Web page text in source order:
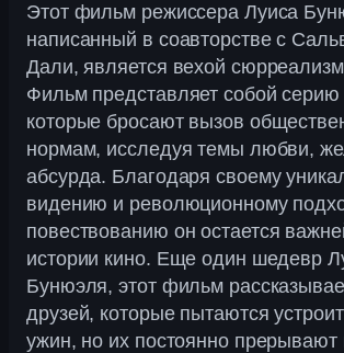
Этот фильм режиссера Луиса
написанный в соавторстве с
Дали, является вехой
Фильм представляет собой серию
которые бросают вызов
нормам, исследуя темы любви,
абсурда. Благодаря своему
видению и революционному
повествованию он остается
истории кино. Еще один шедевр
Бунюэля, этот фильм
друзей, которые пытаются
ужин, но их постоянно прерывают